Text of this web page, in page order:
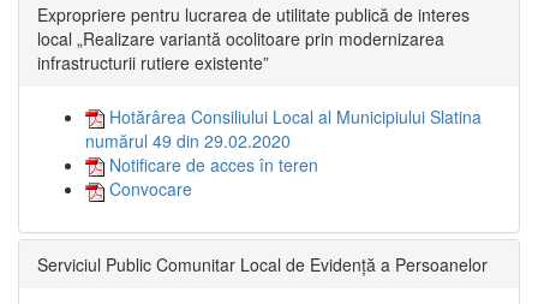
Expropriere pentru lucrarea de utilitate publică de interes
local „Realizare variantă ocolitoare prin modernizarea
infrastructurii rutiere existente”
Hotărârea Consiliului Local al Municipiului Slatina
numărul 49 din 29.02.2020
Notificare de acces în teren
Convocare
Serviciul Public Comunitar Local de Evidență a Persoanelor